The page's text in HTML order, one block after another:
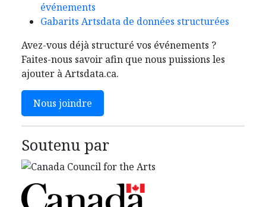
événements
Gabarits Artsdata de données structurées
Avez-vous déjà structuré vos événements ?
Faites-nous savoir afin que nous puissions les
ajouter à Artsdata.ca.
Nous joindre
Soutenu par